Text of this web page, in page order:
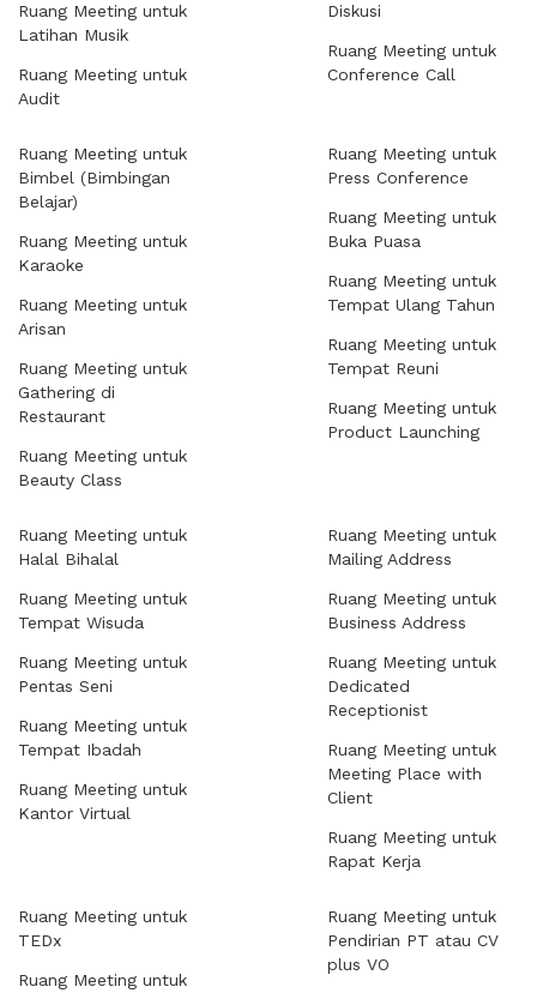
Ruang Meeting untuk
Latihan Musik
Ruang Meeting untuk
Audit
Diskusi
Ruang Meeting untuk
Conference Call
Ruang Meeting untuk
Bimbel (Bimbingan
Belajar)
Ruang Meeting untuk
Karaoke
Ruang Meeting untuk
Arisan
Ruang Meeting untuk
Gathering di
Restaurant
Ruang Meeting untuk
Beauty Class
Ruang Meeting untuk
Press Conference
Ruang Meeting untuk
Buka Puasa
Ruang Meeting untuk
Tempat Ulang Tahun
Ruang Meeting untuk
Tempat Reuni
Ruang Meeting untuk
Product Launching
Ruang Meeting untuk
Halal Bihalal
Ruang Meeting untuk
Tempat Wisuda
Ruang Meeting untuk
Pentas Seni
Ruang Meeting untuk
Tempat Ibadah
Ruang Meeting untuk
Kantor Virtual
Ruang Meeting untuk
Mailing Address
Ruang Meeting untuk
Business Address
Ruang Meeting untuk
Dedicated
Receptionist
Ruang Meeting untuk
Meeting Place with
Client
Ruang Meeting untuk
Rapat Kerja
Ruang Meeting untuk
TEDx
Ruang Meeting untuk
Ruang Meeting untuk
Pendirian PT atau CV
plus VO